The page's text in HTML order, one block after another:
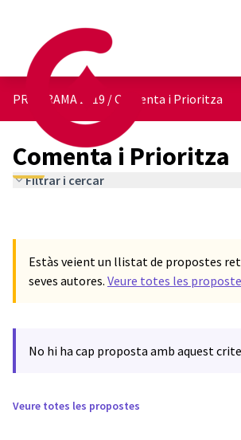
PROGRAMA 2019 /Comenta i Prioritza
Comenta i Prioritza
Filtrar i cercar
Estàs veient un llistat de propostes
seves autores. Veure totes les
No hi ha cap proposta amb aquest
Veure totes les propostes